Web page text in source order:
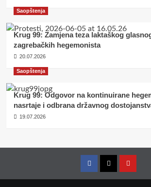
Saopštenja
Krug 99: Zamjena teza laktaškog
zagrebačkih hegemonista
20.07.2026
Saopštenja
Krug 99: Odgovor na kontinuirane
nasrtaje i odbrana državnog
19.07.2026
FacebookTwitterYouTube